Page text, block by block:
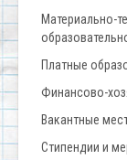
Материально-
Платные
Финансово-
Вакантные
Стипендии и